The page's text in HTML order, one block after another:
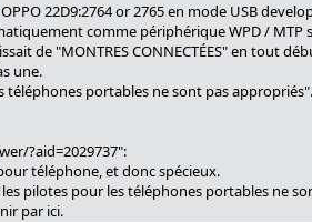
22D9:2764 or 2765 en mode USB
comme périphérique WPD / MTP
de "MONTRES CONNECTÉES" en tout
une.
téléphones portables ne sont pas appropriés".
?aid=2029737":
téléphone, et donc spécieux.
pilotes pour les téléphones portables ne
par ici.